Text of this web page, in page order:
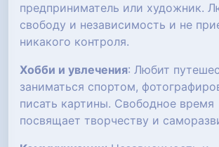
предприниматель или художник.
свободу и независимость и не
никакого контроля.
Хобби и увлечения: Любит
заниматься спортом,
писать картины. Свободное время
посвящает творчеству и